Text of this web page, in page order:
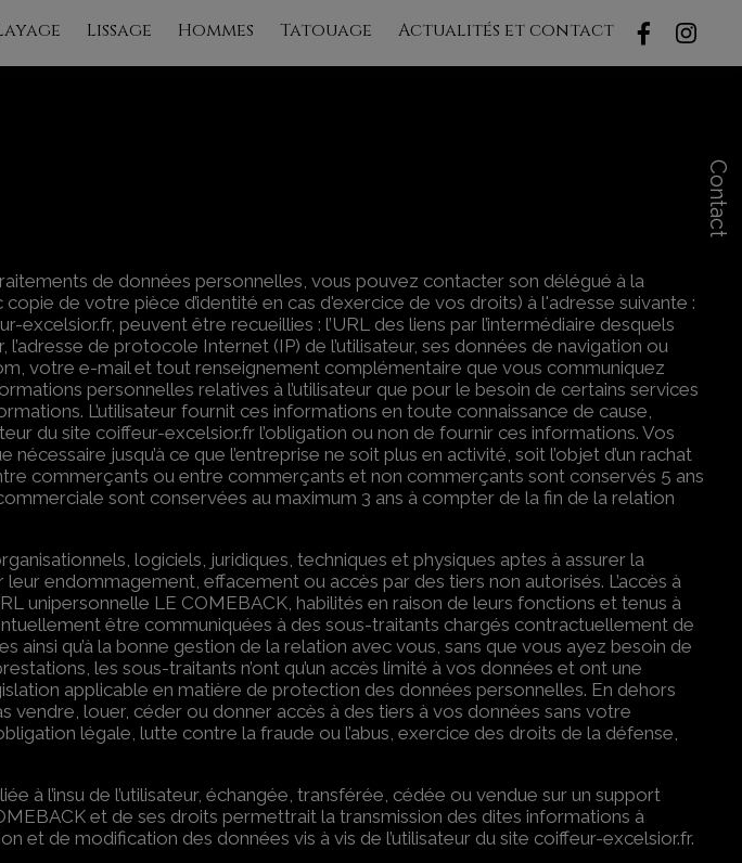
Contact
Lissage Hommes Tatouage Actualités et contact
de données personnelles, vous pouvez contacter son délégué à la
de votre pièce d’identité en cas d'exercice de vos droits) à l'adresse suivante :
excelsior.fr, peuvent être recueillies : l’URL des liens par l’intermédiaire desquels
l’adresse de protocole Internet (IP) de l’utilisateur, ses données de navigation ou
votre e-mail et tout renseignement complémentaire que vous communiquez
personnelles relatives à l’utilisateur que pour le besoin de certains services
L’utilisateur fournit ces informations en toute connaissance de cause,
du site coiffeur-excelsior.fr l’obligation ou non de fournir ces informations. Vos
jusqu’à ce que l’entreprise ne soit plus en activité, soit l’objet d’un rachat
commerçants ou entre commerçants et non commerçants sont conservés 5 ans
sont conservées au maximum 3 ans à compter de la fin de la relation
logiciels, juridiques, techniques et physiques aptes à assurer la
endommagement, effacement ou accès par des tiers non autorisés. L’accès à
unipersonnelle LE COMEBACK, habilités en raison de leurs fonctions et tenus à
être communiquées à des sous-traitants chargés contractuellement de
qu’à la bonne gestion de la relation avec vous, sans que vous ayez besoin de
les sous-traitants n’ont qu’un accès limité à vos données et ont une
applicable en matière de protection des données personnelles. En dehors
vendre, louer, céder ou donner accès à des tiers à vos données sans votre
légale, lutte contre la fraude ou l’abus, exercice des droits de la défense,
à l’insu de l’utilisateur, échangée, transférée, cédée ou vendue sur un support
et de ses droits permettrait la transmission des dites informations à
et de modification des données vis à vis de l’utilisateur du site coiffeur-excelsior.fr.